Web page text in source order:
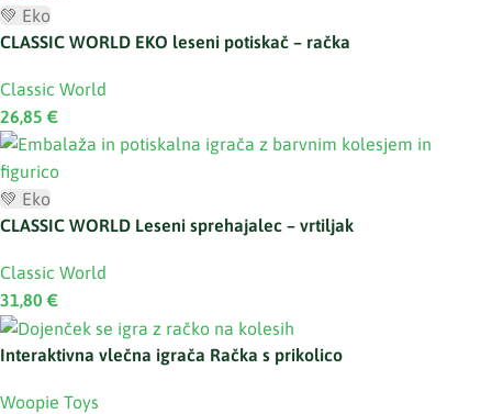
💚 Eko
CLASSIC WORLD EKO leseni potiskač – račka
Classic World
26,85 €
💚 Eko
CLASSIC WORLD Leseni sprehajalec – vrtiljak
Classic World
31,80 €
Interaktivna vlečna igrača Račka s prikolico
Woopie Toys